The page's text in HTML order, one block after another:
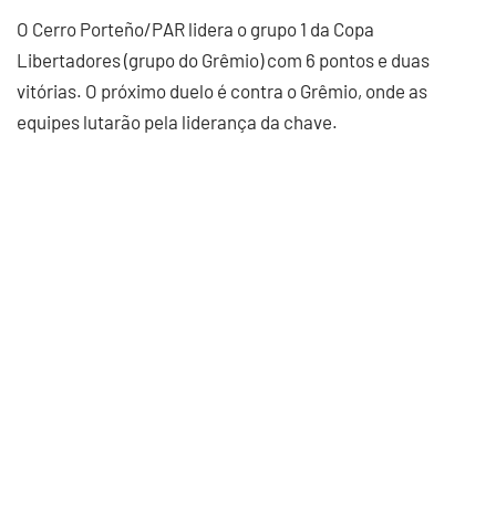
O Cerro Porteño/PAR lidera o grupo 1 da Copa
Libertadores (grupo do Grêmio) com 6 pontos e duas
vitórias. O próximo duelo é contra o Grêmio, onde as
equipes lutarão pela liderança da chave.